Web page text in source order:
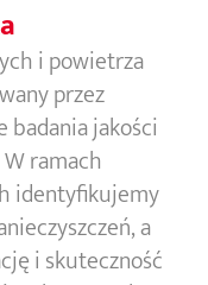
i powietrza
przez
badania jakości
ramach
identyfikujemy
a
i skuteczność